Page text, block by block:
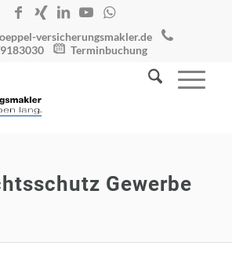
versicherungsmakler.de
Terminbuchung
Gewerbe